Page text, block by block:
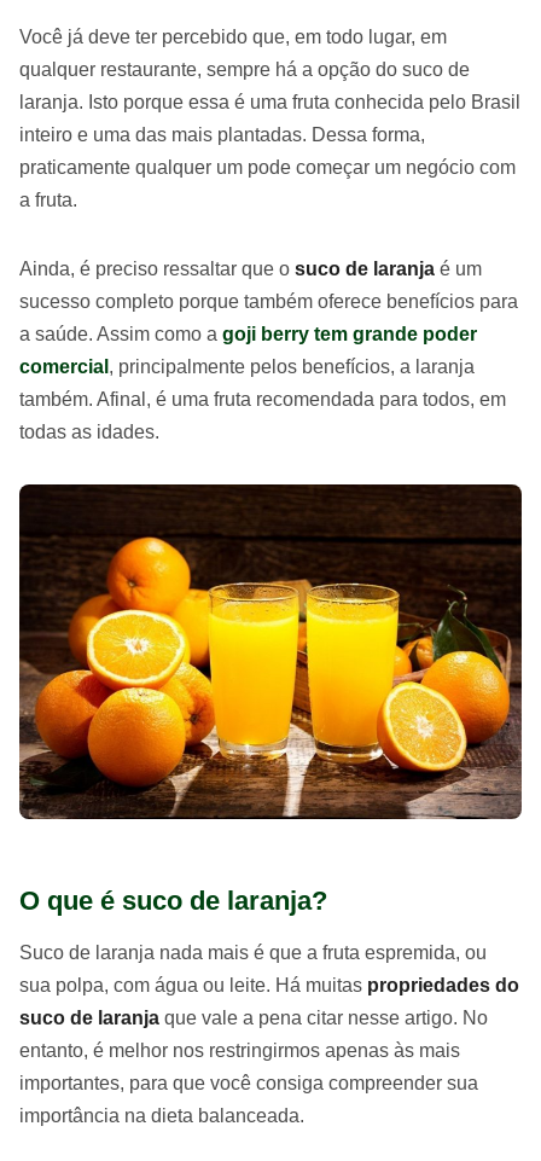
Você já deve ter percebido que, em todo lugar, em
qualquer restaurante, sempre há a opção do suco de
laranja. Isto porque essa é uma fruta conhecida pelo Brasil
inteiro e uma das mais plantadas. Dessa forma,
praticamente qualquer um pode começar um negócio com
a fruta.
Ainda, é preciso ressaltar que o suco de laranja é um
sucesso completo porque também oferece benefícios para
a saúde. Assim como a goji berry tem grande poder
comercial , principalmente pelos benefícios, a laranja
também. Afinal, é uma fruta recomendada para todos, em
todas as idades.
O que é suco de laranja?
Suco de laranja nada mais é que a fruta espremida, ou
sua polpa, com água ou leite. Há muitas propriedades do
suco de laranja que vale a pena citar nesse artigo. No
entanto, é melhor nos restringirmos apenas às mais
importantes, para que você consiga compreender sua
importância na dieta balanceada.